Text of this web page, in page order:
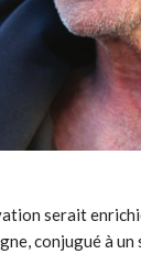
serait
conjugué à